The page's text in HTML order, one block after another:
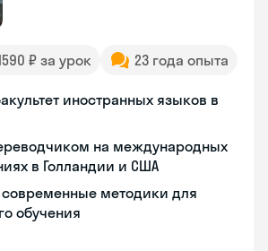
₽ за урок 23 года опыта
иностранных языков в
на международных
в Голландии и США
современные методики для
обучения